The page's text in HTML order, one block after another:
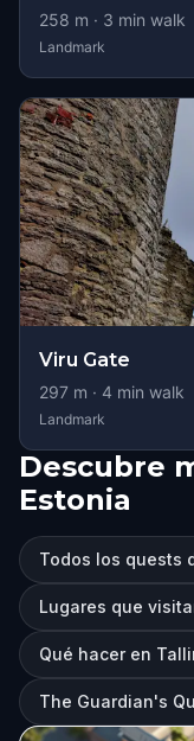
258 m · 3 min walk
Landmark
Viru Gate
297 m · 4 min walk
Landmark
Descubre
Estonia
Todos los quests
Lugares que
Qué hacer en
The Guardian's